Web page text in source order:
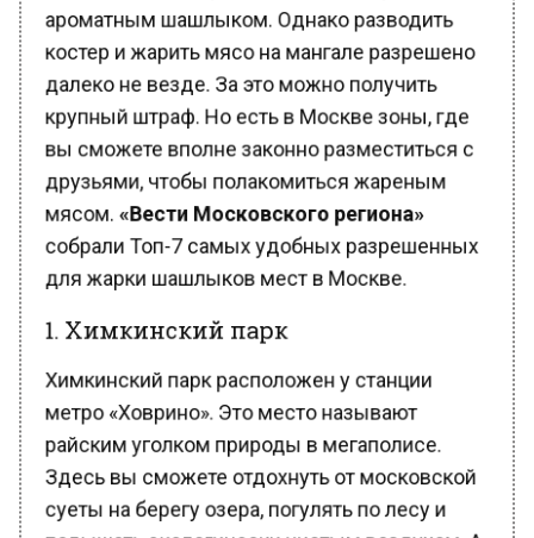
далеко не везде. За это можно получить
крупный штраф. Но есть в Москве зоны, где
вы сможете вполне законно разместиться с
друзьями, чтобы полакомиться жареным
мясом.«Вести Московского региона»
собрали Топ-7 самых удобных разрешенных
для жарки шашлыков мест в Москве.
1. Химкинский парк
Химкинский парк расположен у станции
метро «Ховрино». Это место называют
райским уголком природы в мегаполисе.
Здесь вы сможете отдохнуть от московской
суеты на берегу озера, погулять по лесу и
подышать экологически чистым воздухом. А
еще здесь богатая фауна, поэтому возьмите с